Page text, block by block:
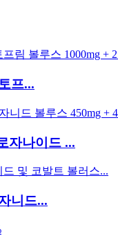
프...
자나이드 ...
니드...